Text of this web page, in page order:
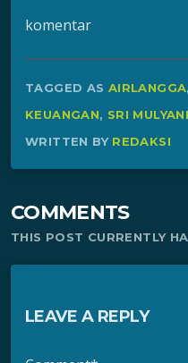
komentar
TAGGED AS AIRLANGGA,
KEUANGAN, SRI MULYANI
WRITTEN BY REDAKSI
COMMENTS
THIS POST CURRENTLY
LEAVE A REPLY